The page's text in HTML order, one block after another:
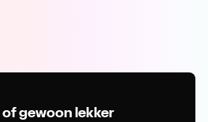
gewoon lekker